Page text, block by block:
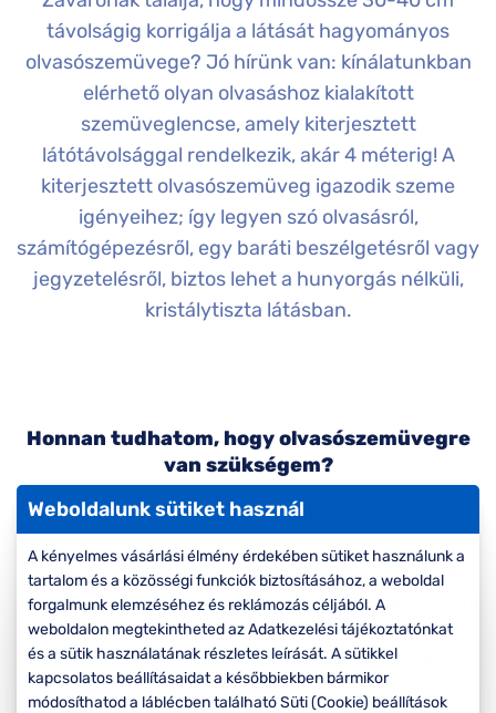
minden
szemüvegekre
Seen Belépőár
ajánlat
távolságig korrigálja a látását hagyományos
olvasószemüvege? Jó hírünk van: kínálatunkban
elérhető olyan olvasáshoz kialakított
szemüveglencse, amely kiterjesztett
látótávolsággal rendelkezik, akár 4 méterig! A
kiterjesztett olvasószemüveg igazodik szeme
igényeihez; így legyen szó olvasásról,
számítógépezésről, egy baráti beszélgetésről vagy
jegyzetelésről, biztos lehet a hunyorgás nélküli,
kristálytiszta látásban.
Honnan tudhatom, hogy olvasószemüvegre
van szükségem?
A kor előrehaladtával a szemlencse veszít
fókuszálási képességet. A folyamat egyik első jele a 40-
es évek elején vagy közepén jelentkező olvasás közbeni
homályos látás. Az alábbiakban összefoglaltuk azokat a
jeleket, amelyek arra utalhatnak, hogy eljött az
olvasószemüveg beszerzésének ideje:
Weboldalunk sütiket használ
A kényelmes vásárlási élmény érdekében sütiket használunk a
tartalom és a közösségi funkciók biztosításához, a weboldal
forgalmunk elemzéséhez és reklámozás céljából. A
weboldalon megtekintheted az Adatkezelési tájékoztatónkat
és a sütik használatának részletes leírását. A sütikkel
kapcsolatos beállításaidat a későbbiekben bármikor
módosíthatod a láblécben található Süti (Cookie) beállítások